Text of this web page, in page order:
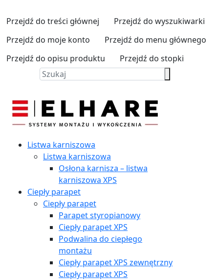
Przejdź do treści głównej
Przejdź do wyszukiwarki
Przejdź do moje konto
Przejdź do menu głównego
Przejdź do opisu produktu
Przejdź do stopki
Listwa karniszowa
Listwa karniszowa
Osłona karnisza – listwa
karniszowa XPS
Ciepły parapet
Ciepły parapet
Parapet styropianowy
Ciepły parapet XPS
Podwalina do ciepłego
montażu
Ciepły parapet XPS zewnętrzny
Ciepły parapet XPS